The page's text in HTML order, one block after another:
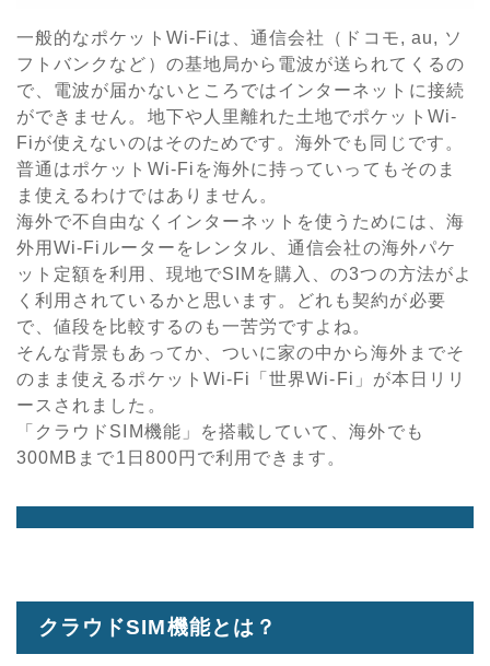
一般的なポケットWi-Fiは、通信会社（ドコモ, au, ソ
フトバンクなど）の基地局から電波が送られてくるの
で、電波が届かないところではインターネットに接続
ができません。地下や人里離れた土地でポケットWi-
Fiが使えないのはそのためです。海外でも同じです。
普通はポケットWi-Fiを海外に持っていってもそのま
ま使えるわけではありません。
海外で不自由なくインターネットを使うためには、海
外用Wi-Fiルーターをレンタル、通信会社の海外パケ
ット定額を利用、現地でSIMを購入、の3つの方法がよ
く利用されているかと思います。どれも契約が必要
で、値段を比較するのも一苦労ですよね。
そんな背景もあってか、ついに家の中から海外までそ
のまま使えるポケットWi-Fi「世界Wi-Fi」が本日リリ
ースされました。
「クラウドSIM機能」を搭載していて、海外でも
300MBまで1日800円で利用できます。
クラウドSIM機能とは？